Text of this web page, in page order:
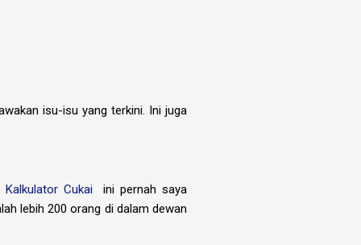
isu-isu yang terkini. Ini juga
Kalkulator Cukai ini pernah saya
lebih 200 orang di dalam dewan